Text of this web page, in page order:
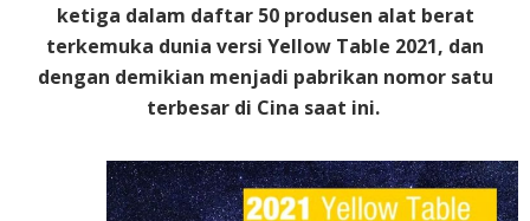
ketiga dalam daftar 50 produsen alat berat
terkemuka dunia versi Yellow Table 2021, dan
dengan demikian menjadi pabrikan nomor satu
terbesar di Cina saat ini.